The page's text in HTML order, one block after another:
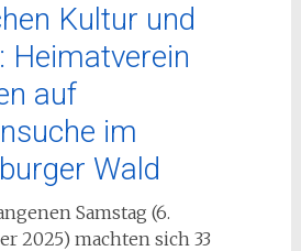
Kultur und
Heimatverein
auf
im
Wald
Samstag (6.
2025) machten sich 33